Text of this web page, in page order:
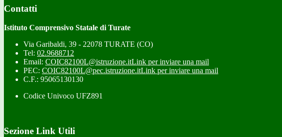
Contatti
Istituto Comprensivo Statale di Turate
Via Garibaldi, 39 - 22078 TURATE (CO)
Tel: 02.9688712
Email: COIC82100L@istruzione.itLink per inviare una mail
PEC: COIC82100L@pec.istruzione.itLink per inviare una mail
C.F.: 95065130130
Codice Univoco UFZ891
Sezione Link Utili